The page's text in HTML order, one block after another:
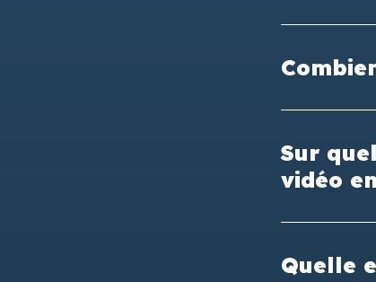
Sur
vidéo
Quelle